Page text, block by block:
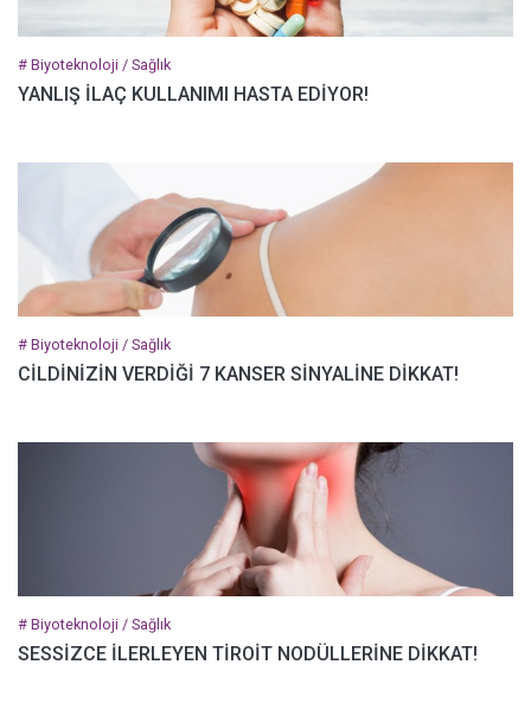
# Biyoteknoloji / Sağlık
YANLIŞ İLAÇ KULLANIMI HASTA EDİYOR!
# Biyoteknoloji / Sağlık
CİLDİNİZİN VERDİĞİ 7 KANSER SİNYALİNE DİKKAT!
# Biyoteknoloji / Sağlık
SESSİZCE İLERLEYEN TİROİT NODÜLLERİNE DİKKAT!